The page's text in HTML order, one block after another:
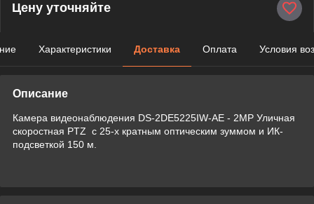
Цену уточняйте
Характеристики Доставка Оплата Условия
Описание
Камера видеонаблюдения DS-2DE5225IW-AE - 2MP Уличная
скоростная PTZ с 25-х кратным оптическим зуммом и ИК-
подсветкой 150 м.